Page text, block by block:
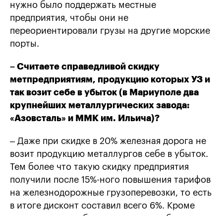
нужно было поддержать местные
предприятия, чтобы они не
переориентировали грузы на другие морские
порты.
– Считаете справедливой скидку
метпредприятиям, продукцию которых УЗ и
так возит себе в убыток (в Мариуполе два
крупнейших металлургических завода:
«Азовсталь» и ММК им. Ильича)?
– Даже при скидке в 20% железная дорога не
возит продукцию металлургов себе в убыток.
Тем более что такую скидку предприятия
получили после 15%-ного повышения тарифов
на железнодорожные грузоперевозки, то есть
в итоге дисконт составил всего 6%. Кроме